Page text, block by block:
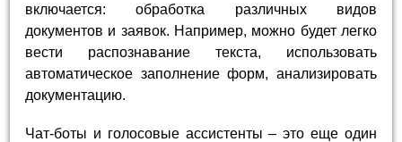
включается: обработка различных видов
документов и заявок. Например, можно будет легко
вести распознавание текста, использовать
автоматическое заполнение форм, анализировать
документацию.
Чат-боты и голосовые ассистенты – это еще один